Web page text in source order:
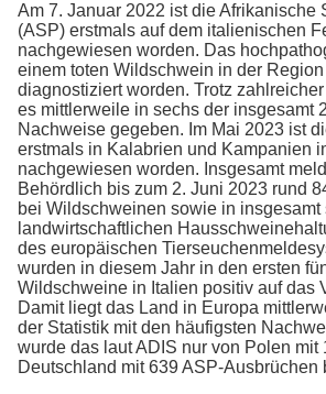
Am 7. Januar 2022 ist die Afrikanische
(ASP) erstmals auf dem italienischen
nachgewiesen worden. Das
einem toten Wildschwein in der
diagnostiziert worden. Trotz
es mittlerweile in sechs der insgesamt
Nachweise gegeben. Im Mai 2023 ist
erstmals in Kalabrien und Kampanien
nachgewiesen worden. Insgesamt
Behördlich bis zum 2. Juni 2023 rund
bei Wildschweinen sowie in insgesamt
landwirtschaftlichen
des europäischen
wurden in diesem Jahr in den ersten
Wildschweine in Italien positiv auf das
Damit liegt das Land in Europa
der Statistik mit den häufigsten
wurde das laut ADIS nur von Polen mit
Deutschland mit 639 ASP-